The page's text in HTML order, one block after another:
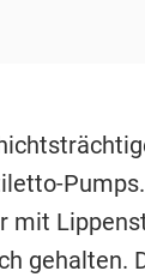
mit
gehalten.